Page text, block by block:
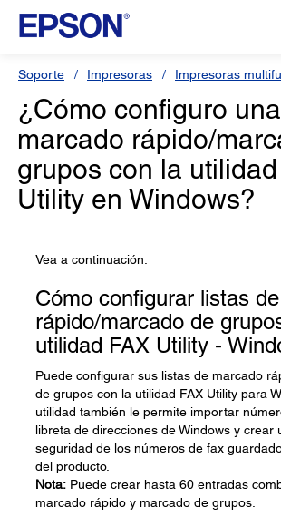
Soporte Impresoras Impresoras
¿Cómo configuro
marcado rápido/
grupos con la
Utility en Windows?
Vea a continuación.
Cómo configurar listas
rápido/marcado de
utilidad FAX Utility -
Puede configurar sus listas de marcado
de grupos con la utilidad FAX Utility para
utilidad también le permite importar
libreta de direcciones de Windows y crear
seguridad de los números de fax
del producto.
Nota: Puede crear hasta 60 entradas
marcado rápido y marcado de grupos.